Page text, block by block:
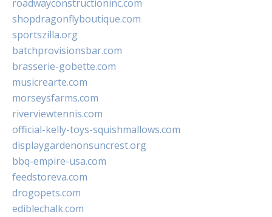
roadwayconstructioninc.com
shopdragonflyboutique.com
sportszilla.org
batchprovisionsbar.com
brasserie-gobette.com
musicrearte.com
morseysfarms.com
riverviewtennis.com
official-kelly-toys-squishmallows.com
displaygardenonsuncrest.org
bbq-empire-usa.com
feedstoreva.com
drogopets.com
ediblechalk.com